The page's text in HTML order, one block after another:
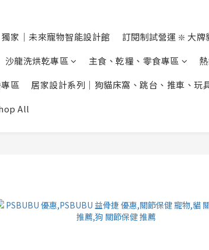
獨家｜未來寵物智能設計館
訂閱制試營運 ❇️ 大牌
沙龍洗烘乾專區 主食、乾糧、零食專區
區 居家設計系列｜狗貓床窩、跳台、推車、玩
All